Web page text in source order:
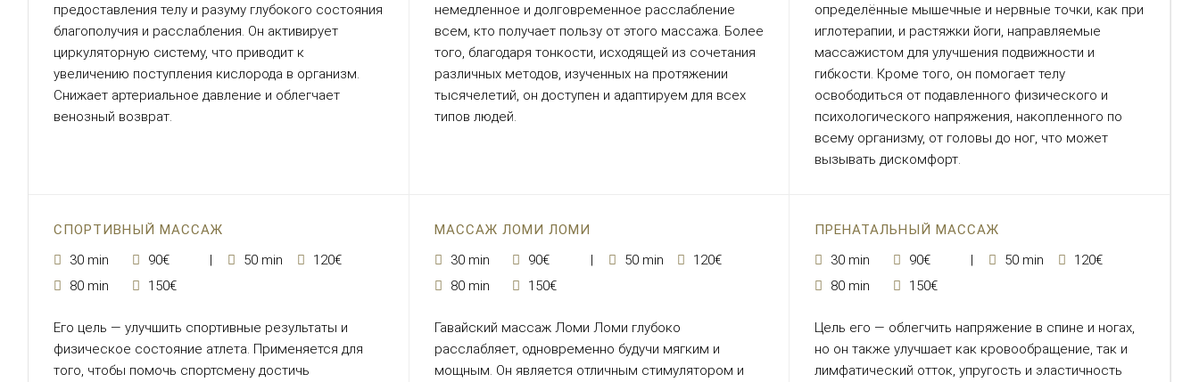
предоставления телу и разуму глубокого состояния
благополучия и расслабления. Он активирует
циркуляторную систему, что приводит к
увеличению поступления кислорода в организм.
Снижает артериальное давление и облегчает
венозный возврат.
немедленное и долговременное расслабление
всем, кто получает пользу от этого массажа. Более
того, благодаря тонкости, исходящей из сочетания
различных методов, изученных на протяжении
тысячелетий, он доступен и адаптируем для всех
типов людей.
определённые мышечные и нервные точки, как при
иглотерапии, и растяжки йоги, направляемые
массажистом для улучшения подвижности и
гибкости. Кроме того, он помогает телу
освободиться от подавленного физического и
психологического напряжения, накопленного по
всему организму, от головы до ног, что может
вызывать дискомфорт.
СПОРТИВНЫЙ МАССАЖ
30 min
90€ 50 min
120€
80 min
150€
Его цель — улучшить спортивные результаты и
физическое состояние атлета. Применяется для
того, чтобы помочь спортсмену достичь
МАССАЖ ЛОМИ ЛОМИ
30 min
90€ 50 min
120€
80 min
150€
Гавайский массаж Ломи Ломи глубоко
расслабляет, одновременно будучи мягким и
мощным. Он является отличным стимулятором и
ПРЕНАТАЛЬНЫЙ МАССАЖ
30 min
90€ 50 min
120€
80 min
150€
Цель его — облегчить напряжение в спине и ногах,
но он также улучшает как кровообращение, так и
лимфатический отток, упругость и эластичность